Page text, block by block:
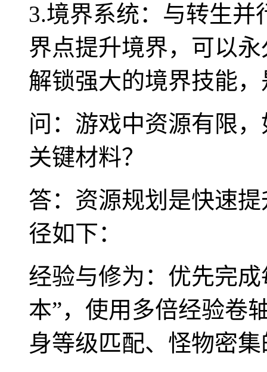
3.境界系统：与转生
界点提升境界，可以
解锁强大的境界技能
问：游戏中资源有限
关键材料？
答：资源规划是快速
径如下：
经验与修为：优先完
本”，使用多倍经验卷
身等级匹配、怪物密